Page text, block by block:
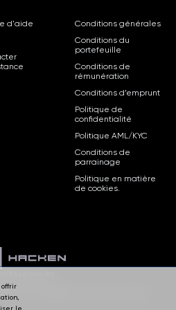
d'aide
Conditions générales
Conditions du
portefeuille
Conditions de
rémunération
Conditions d’emprunt
Politique de
confidentialité
Politique AML/KYC
Conditions de
parrainage
Politique en matière
de cookies.
d’enregistrement de la société :
offrir
le